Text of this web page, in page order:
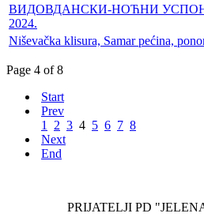
ВИДОВДАНСКИ-НОЋНИ УСПОН
2024.
Niševačka klisura, Samar pećina,
Page 4 of 8
Start
Prev
1 2 3 4 5 6 7 8
Next
End
PRIJATELJI PD